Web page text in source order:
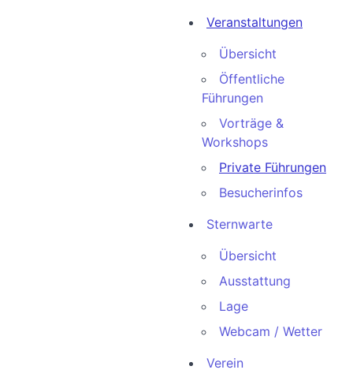
Veranstaltungen
Übersicht
Öffentliche
Führungen
Vorträge &
Workshops
Private Führungen
Besucherinfos
Sternwarte
Übersicht
Ausstattung
Lage
Webcam / Wetter
Verein